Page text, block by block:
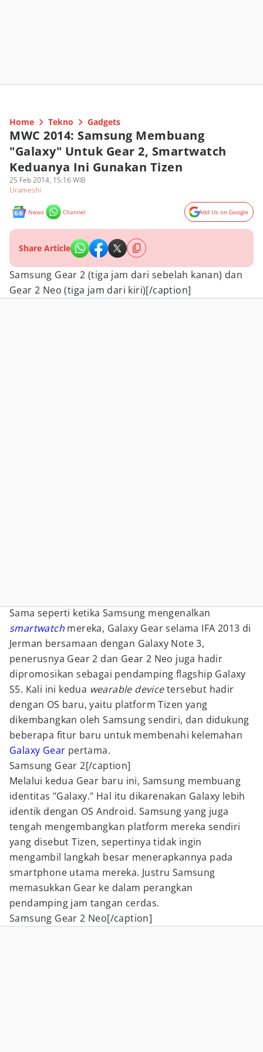
Home Tekno Gadgets
MWC 2014: Samsung Membuang
"Galaxy" Untuk Gear 2, Smartwatch
Keduanya Ini Gunakan Tizen
25 Feb 2014, 15:16 WIB
Urameshi
News Channel Add Us on Google
Share Article
Samsung Gear 2 (tiga jam dari sebelah kanan) dan
Gear 2 Neo (tiga jam dari kiri)[/caption]
Sama seperti ketika Samsung mengenalkan
smartwatch mereka, Galaxy Gear selama IFA 2013 di
Jerman bersamaan dengan Galaxy Note 3,
penerusnya Gear 2 dan Gear 2 Neo juga hadir
dipromosikan sebagai pendamping flagship Galaxy
S5. Kali ini kedua wearable devicetersebut hadir
dengan OS baru, yaitu platform Tizen yang
dikembangkan oleh Samsung sendiri, dan didukung
beberapa fitur baru untuk membenahi kelemahan
Galaxy Gear pertama.
Samsung Gear 2[/caption]
Melalui kedua Gear baru ini, Samsung membuang
identitas "Galaxy." Hal itu dikarenakan Galaxy lebih
identik dengan OS Android. Samsung yang juga
tengah mengembangkan platform mereka sendiri
yang disebut Tizen, sepertinya tidak ingin
mengambil langkah besar menerapkannya pada
smartphone utama mereka. Justru Samsung
memasukkan Gear ke dalam perangkan
pendamping jam tangan cerdas.
Samsung Gear 2 Neo[/caption]